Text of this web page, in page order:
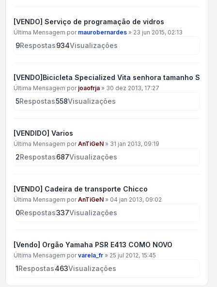
[VENDO] Serviço de programação de vidros
Última Mensagem por maurobernardes » 23 jun 2015, 02:13
9Respostas934Visualizações
[VENDO]Bicicleta Specialized Vita senhora tamanho S
Última Mensagem por joaofrja » 30 dez 2013, 17:27
5Respostas558Visualizações
[VENDIDO] Varios
Última Mensagem porAnTiGeN » 31 jan 2013, 09:19
2Respostas687Visualizações
[VENDO] Cadeira de transporte Chicco
Última Mensagem porAnTiGeN » 04 jan 2013, 09:02
0Respostas337Visualizações
[Vendo] Orgão Yamaha PSR E413 COMO NOVO
Última Mensagem porvarela_fr » 25 jul 2012, 15:45
1Respostas463Visualizações